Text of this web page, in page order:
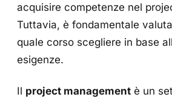
acquisire competenze nel
Tuttavia, è fondamentale
quale corso scegliere in base
esigenze.
Il project management è un